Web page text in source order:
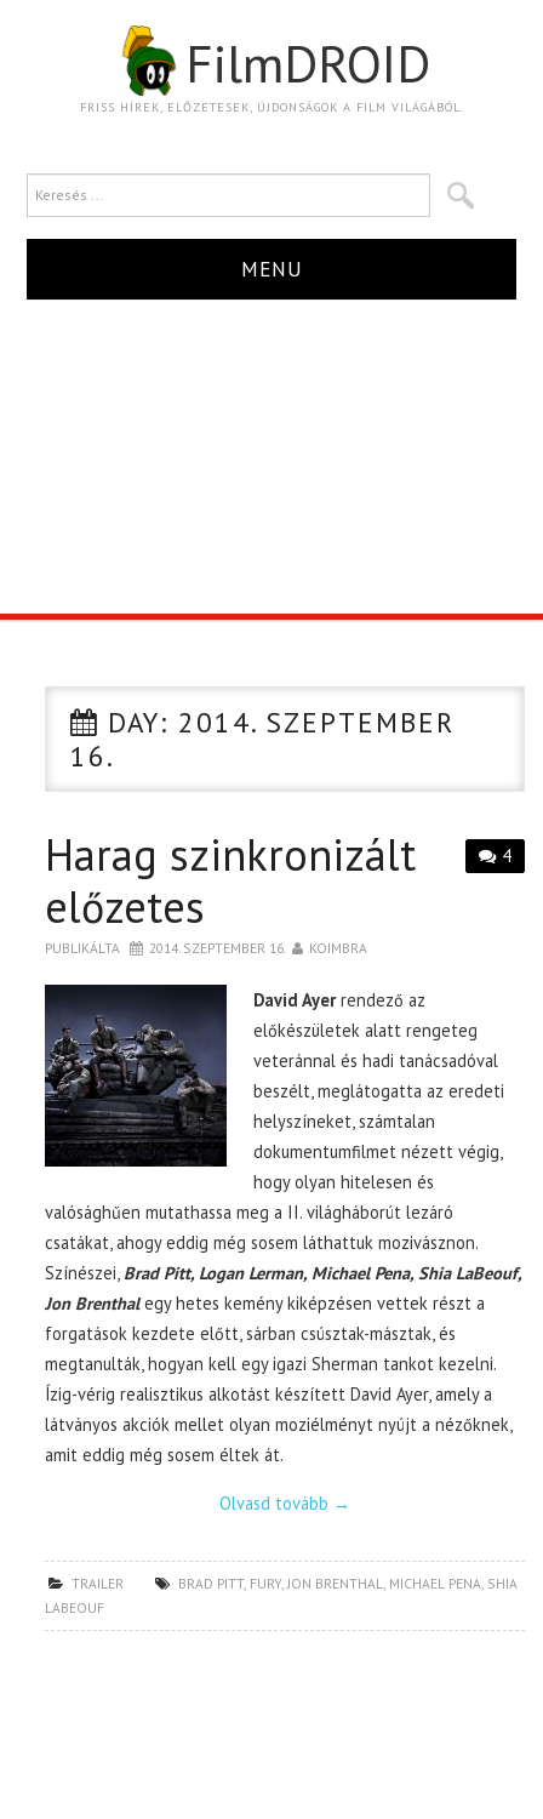
FilmDROID
FRISS HÍREK, ELŐZETESEK, ÚJDONSÁGOK A FILM VILÁGÁBÓL.
MENU
CIKK DAY: 2014. SZEPTEMBER
16.
4
Harag szinkronizált
előzetes
PUBLIKÁLTA 2014. SZEPTEMBER 16. KOIMBRA
David Ayerrendező az
előkészületek alatt rengeteg
veteránnal és hadi tanácsadóval
beszélt, meglátogatta az eredeti
helyszíneket, számtalan
dokumentumfilmet nézett végig,
hogy olyan hitelesen és
valósághűen mutathassa meg a II. világháborút lezáró
csatákat, ahogy eddig még sosem láthattuk mozivásznon.
Színészei, Brad Pitt, Logan Lerman, Michael Pena, Shia LaBeouf,
Jon Brenthalegy hetes kemény kiképzésen vettek részt a
forgatások kezdete előtt, sárban csúsztak-másztak, és
megtanulták, hogyan kell egy igazi Sherman tankot kezelni.
Ízig-vérig realisztikus alkotást készített David Ayer, amely a
látványos akciók mellet olyan moziélményt nyújt a nézőknek,
amit eddig még sosem éltek át.
Olvasd tovább →
TRAILER BRAD PITT, FURY,JON BRENTHAL, MICHAEL PENA, SHIA
LABEOUF